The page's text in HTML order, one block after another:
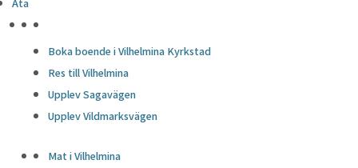
Boka boende i Vilhelmina Kyrkstad
Res till Vilhelmina
Upplev Sagavägen
Upplev Vildmarksvägen
Mat i Vilhelmina